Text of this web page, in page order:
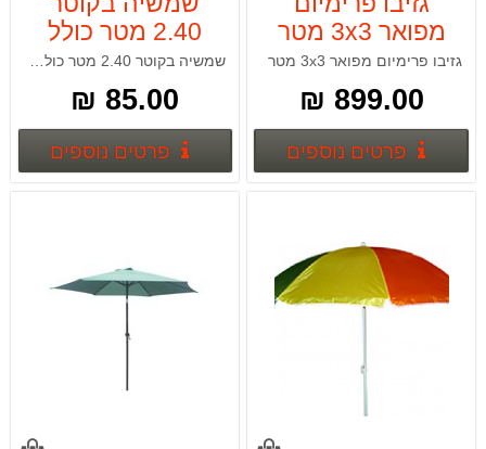
מפואר 3x3 מטר
Camptown
גזיבו פרימיום מפואר 3x3 מטר
899.00 ₪
פרטים נוספיםפרטים נוספים
2.40 מטר כולל
הטייה Camptown
85.00 ₪
פרטים נוספים